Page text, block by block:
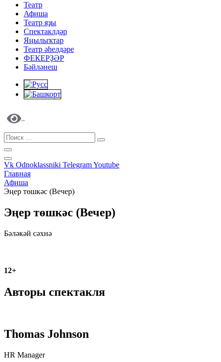
Театр
Афиша
Театр яҙы
Спектаклдәр
Яңылыҡтар
Театр әһелдәре
ФЕКЕРҘӘР
Бәйләнеш
Vk Odnoklassniki TelegramYoutube
Главная
Афиша
Эңер төшкәс (Вечер)
Эңер төшкәс (Вечер)
Бәләкәй сәхнә
12+
Авторы спектакля
Thomas Johnson
HR Manager